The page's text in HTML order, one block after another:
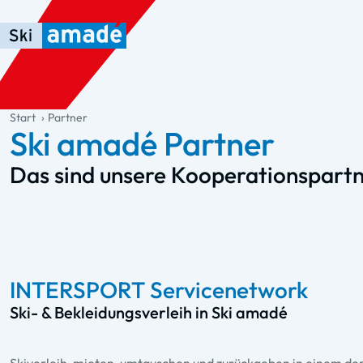
Zum Haupt-Inhalt springen
Springe zur Tabelle
Zur Haupt-Navigation springen
general.table-of-content
Start Partner
Ski amadé Partner
Das sind unsere
INTERSPORT Servicenetwork
Ski- & Bekleidungsverleih in Ski amadé